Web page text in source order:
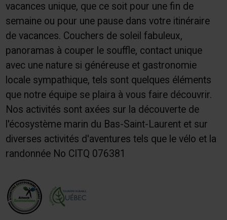
vacances unique, que ce soit pour une fin de
semaine ou pour une pause dans votre itinéraire
de vacances. Couchers de soleil fabuleux,
panoramas à couper le souffle, contact unique
avec une nature si généreuse et gastronomie
locale sympathique, tels sont quelques éléments
que notre équipe se plaira à vous faire découvrir.
Nos activités sont axées sur la découverte de
l'écosystème marin du Bas-Saint-Laurent et sur
diverses activités d'aventures tels que le vélo et la
randonnée No CITQ 076381